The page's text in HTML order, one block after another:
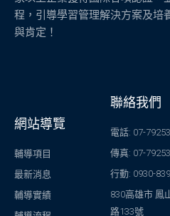
程，引導學習管理解決方案及培
與肯定！
網站導覽
輔導項目
最新消息
輔導實績
聯絡我們
電話: 07-
傳真: 07-
行動: 0930-
830高雄市 鳳
路133號